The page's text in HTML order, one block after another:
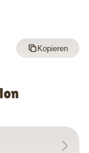
Kopieren